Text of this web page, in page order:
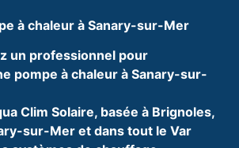
à chaleur à Sanary-sur-Mer
un professionnel pour
pompe à chaleur à Sanary-sur-
Clim Solaire, basée à Brignoles,
sur-Mer et dans tout le Var